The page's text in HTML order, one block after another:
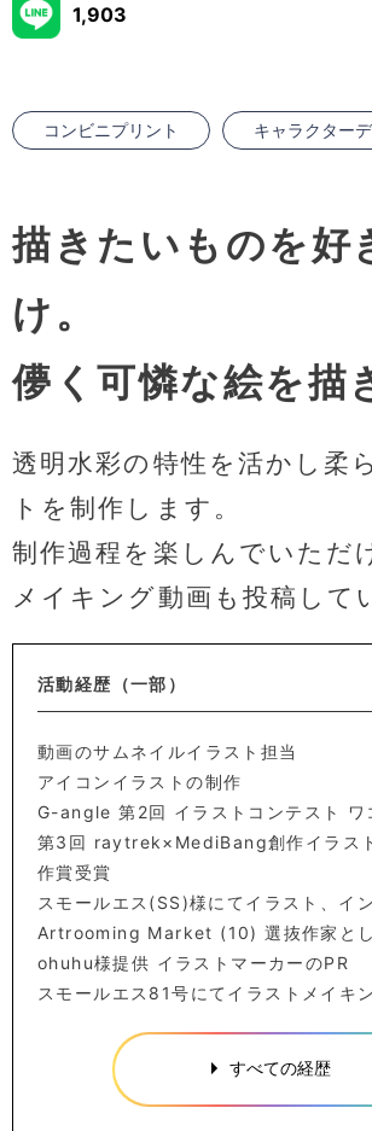
1,903
コンビニプリント キャラクター
描きたいものを好
け。
儚く可憐な絵を描
透明水彩の特性を活かし柔
トを制作します。
制作過程を楽しんでいただ
メイキング動画も投稿して
活動経歴（一部）
動画のサムネイルイラスト担当
アイコンイラストの制作
G-angle 第2回 イラストコンテスト ワ
第3回 raytrek×MediBang創作イラス
作賞受賞
スモールエス(SS)様にてイラスト、イ
Artrooming Market (10) 選抜作家と
ohuhu様提供 イラストマーカーのPR
スモールエス81号にてイラストメイキ
すべての経歴